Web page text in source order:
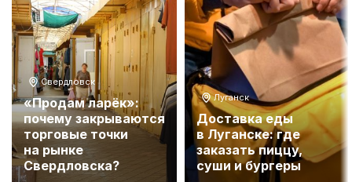
Свердловск
«Продам ларёк»:
почему закрываются
торговые точки
на рынке
Свердловска?
Луганск
Доставка еды
в Луганске: где
заказать пиццу,
суши и бургеры